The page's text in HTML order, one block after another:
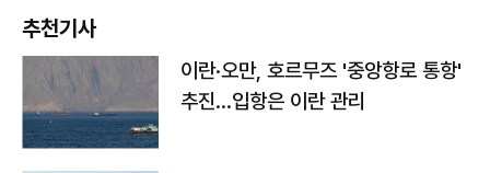
추천기사
이란·오만, 호르무즈 '중앙항로 통항'
추진…입항은 이란 관리